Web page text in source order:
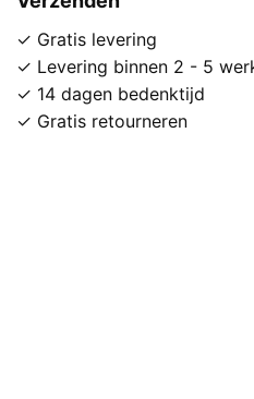
✓ Gratis levering
✓ Levering binnen 2 - 5
✓ 14 dagen bedenktijd
✓ Gratis retourneren